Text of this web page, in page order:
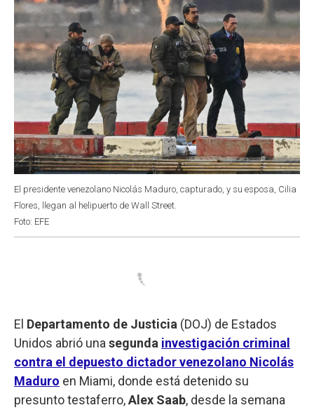
El presidente venezolano Nicolás Maduro, capturado, y su esposa, Cilia
Flores, llegan al helipuerto de Wall Street.
Foto: EFE
El Departamento de Justicia (DOJ) de Estados
Unidos abrió una segunda investigación criminal
contra el depuesto dictador venezolano Nicolás
Maduro en Miami, donde está detenido su
presunto testaferro,Alex Saab, desde la semana